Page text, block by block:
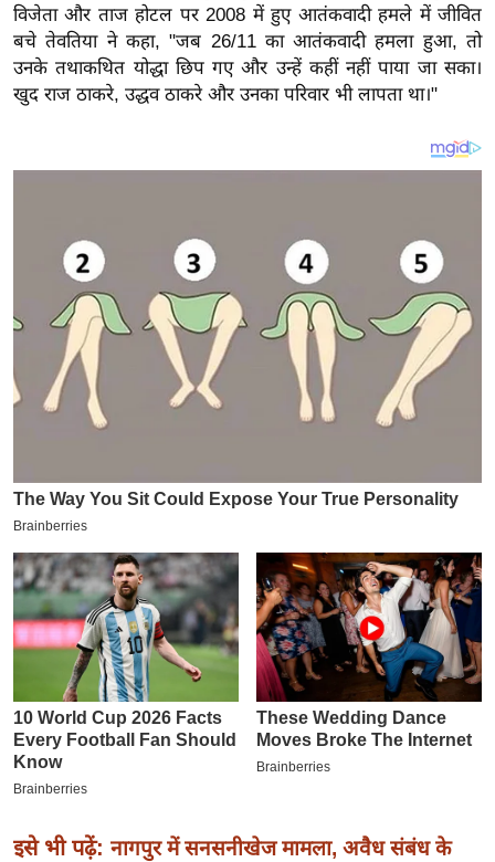
रा
य
ब
ज
खे
6
क्रा
इ
म
ई
-
प
र
मि
सा
ल
विजेता और ताज होटल पर 2008 में हुए आतंकवादी हमले में जीवित
बचे तेवतिया ने कहा, "जब 26/11 का आतंकवादी हमला हुआ, तो
उनके तथाकथित योद्धा छिप गए और उन्हें कहीं नहीं पाया जा सका।
खुद राज ठाकरे, उद्धव ठाकरे और उनका परिवार भी लापता था।"
इसे भी पढ़ें: नागपुर में सनसनीखेज मामला, अवैध संबंध के